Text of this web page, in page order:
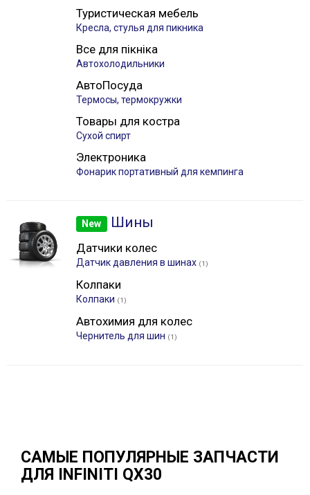
Туристическая мебель
Кресла, стулья для пикника
Все для пікніка
Автохолодильники
АвтоПосуда
Термосы, термокружки
Товары для костра
Сухой спирт
Электроника
Фонарик портативный для кемпинга
New Шины
Датчики колес
Датчик давления в шинах (1)
Колпаки
Колпаки (1)
Автохимия для колес
Чернитель для шин (1)
САМЫЕ ПОПУЛЯРНЫЕ ЗАПЧАСТИ
ДЛЯ INFINITI QX30